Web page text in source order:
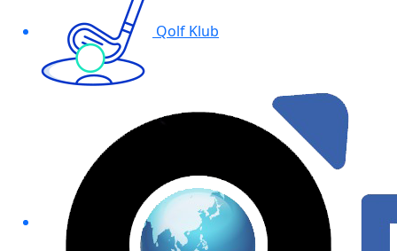
Qolf Klub